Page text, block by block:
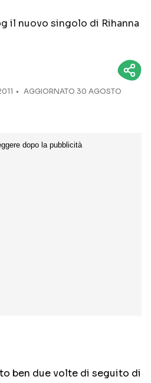
sui social
il nuovo singolo di Rihanna
AGGIORNATO 30 AGOSTO
ben due volte di seguito di